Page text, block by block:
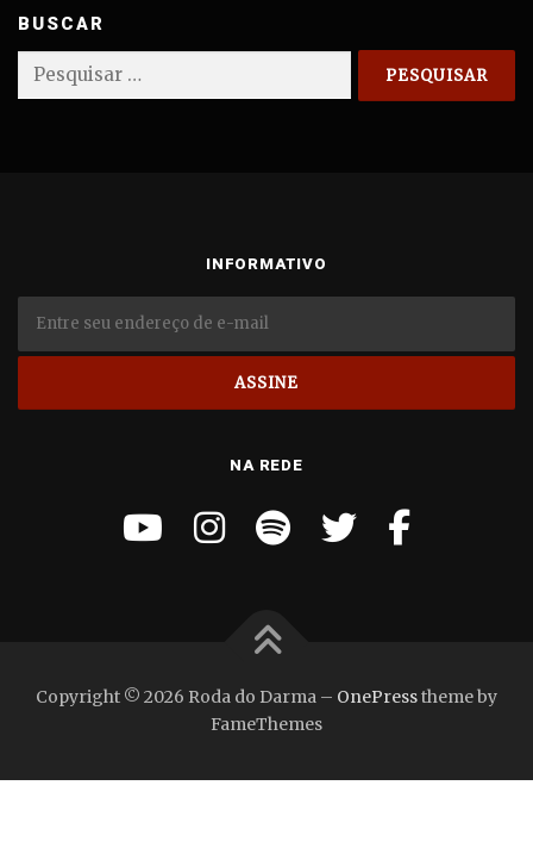
BUSCAR
Pesquisar
INFORMATIVO
NA REDE
Copyright © 2026 Roda do Darma – OnePresstheme by
FameThemes